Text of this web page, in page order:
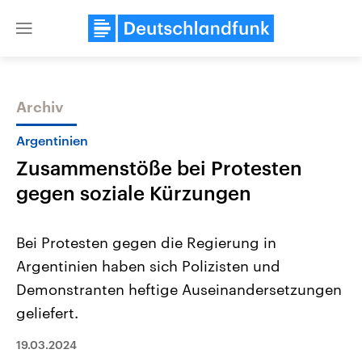
Close
Themen
Landtagswahl Sachsen-Anhalt
2026
Alle Informationen
Sachsen-Anhalt wählt am 6.
Landtag. Seit 2021 wird das
USA
Aktuelle Beiträge,
Archiv
Argentinien
Zusammenstöße bei Protesten
gegen soziale Kürzungen
Bei Protesten gegen die Regierung in
Argentinien haben sich Polizisten und
Demonstranten heftige Auseinandersetzungen
geliefert.
19.03.2024